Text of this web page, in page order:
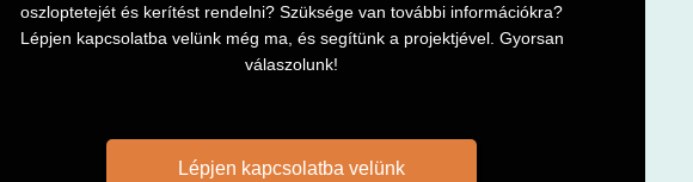
oszloptetejét és kerítést rendelni? Szüksége van további információkra?
Lépjen kapcsolatba velünk még ma, és segítünk a projektjével. Gyorsan
válaszolunk!
Lépjen kapcsolatba velünk